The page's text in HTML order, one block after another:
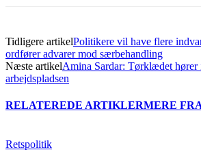
Tidligere artikelPolitikere vil have flere
ordfører advarer mod særbehandling
Næste artikelAmina Sardar: Tørklædet hører
arbejdspladsen
RELATEREDE ARTIKLERMERE
Retspolitik